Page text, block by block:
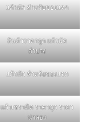
แก้วมัก สำหรับของแจก
สินค้าราคาถูก แก้วมัค
ลำปาง
แก้วมัก สำหรับของแจก
แก้วเซรามิค ราคาถูก ราคา
น่าลอง